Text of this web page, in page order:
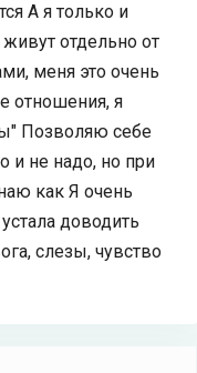
А я только и
отдельно от
меня это очень
отношения, я
Позволяю себе
и не надо, но при
как Я очень
доводить
слезы, чувство